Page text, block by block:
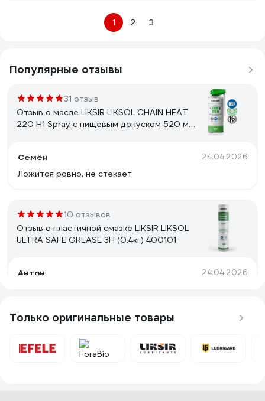
1 2 3
Популярные отзывы
31 отзыв
Отзыв о масле LIKSIR LIKSOL CHAIN HEAT
220 H1 Spray с пищевым допуском 520 мл
Семён
24.04.2026
Ложится ровно, не стекает
10 отзывов
Отзыв о пластичной смазке LIKSIR LIKSOL
ULTRA SAFE GREASE 3H (0,4кг) 400101
Антон 24.04.2026
Отзыв об очистителе LIKSIR LIKSOL
LIKLEAN H1 Spray с пищевым допуском 520
Только оригинальные товары